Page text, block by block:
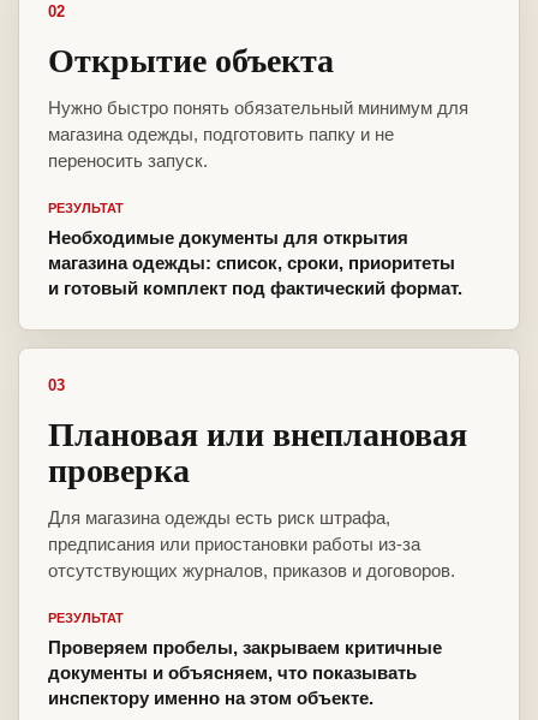
02
Открытие объекта
Нужно быстро понять обязательный минимум для
магазина одежды, подготовить папку и не
переносить запуск.
РЕЗУЛЬТАТ
Необходимые документы для открытия
магазина одежды: список, сроки, приоритеты
и готовый комплект под фактический формат.
03
Плановая или внеплановая
проверка
Для магазина одежды есть риск штрафа,
предписания или приостановки работы из-за
отсутствующих журналов, приказов и договоров.
РЕЗУЛЬТАТ
Проверяем пробелы, закрываем критичные
документы и объясняем, что показывать
инспектору именно на этом объекте.